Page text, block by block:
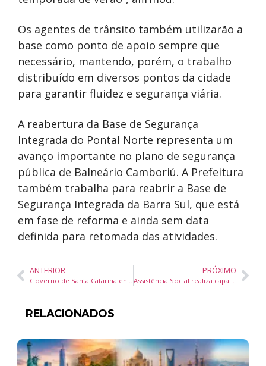
Os agentes de trânsito também utilizarão a
base como ponto de apoio sempre que
necessário, mantendo, porém, o trabalho
distribuído em diversos pontos da cidade
para garantir fluidez e segurança viária.
A reabertura da Base de Segurança
Integrada do Pontal Norte representa um
avanço importante no plano de segurança
pública de Balneário Camboriú. A Prefeitura
também trabalha para reabrir a Base de
Segurança Integrada da Barra Sul, que está
em fase de reforma e ainda sem data
definida para retomada das atividades.
ANTERIOR
Governo de Santa Catarina envia à Alesc programa que pode gerar R$ 26 bilhões em investimentos e 40 mil empregos no campo
PRÓXIMO
Assistência Social realiza capacitação do projeto Pro-Catadores na próxima semana
RELACIONADOS